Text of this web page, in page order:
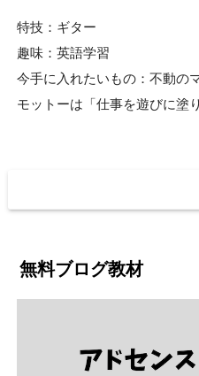
特技：ギター
趣味：英語学習
今手に入れたいもの：不動の
モットーは「仕事を遊びに塗
無料ブログ教材